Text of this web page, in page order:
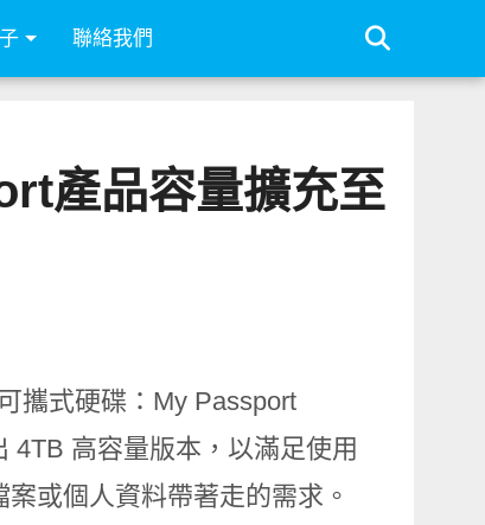
聯絡我們
產品容量擴充至
攜式硬碟： My Passport
4TB 高容量版本，以滿足使用
或個人資料帶著走的需求。